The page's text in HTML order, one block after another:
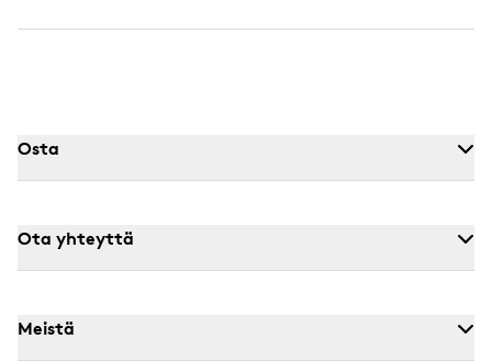
Osta
Ota yhteyttä
Meistä